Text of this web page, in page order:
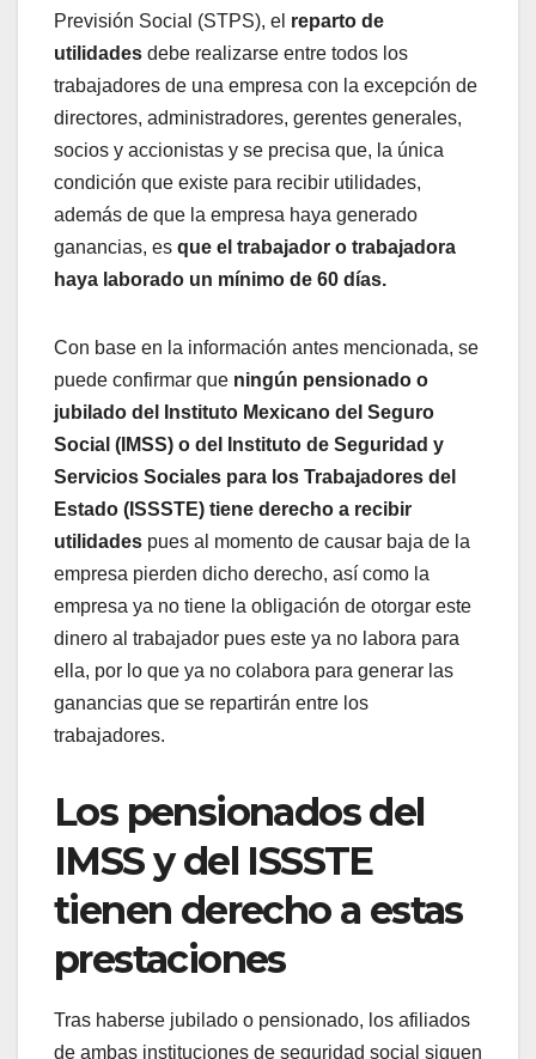
Previsión Social (STPS), el reparto de
utilidades debe realizarse entre todos los
trabajadores de una empresa con la excepción de
directores, administradores, gerentes generales,
socios y accionistas y se precisa que, la única
condición que existe para recibir utilidades,
además de que la empresa haya generado
ganancias, es que el trabajador o trabajadora
haya laborado un mínimo de 60 días.
Con base en la información antes mencionada, se
puede confirmar que ningún pensionado o
jubilado del Instituto Mexicano del Seguro
Social (IMSS) o del Instituto de Seguridad y
Servicios Sociales para los Trabajadores del
Estado (ISSSTE) tiene derecho a recibir
utilidades pues al momento de causar baja de la
empresa pierden dicho derecho, así como la
empresa ya no tiene la obligación de otorgar este
dinero al trabajador pues este ya no labora para
ella, por lo que ya no colabora para generar las
ganancias que se repartirán entre los
trabajadores.
Los pensionados del
IMSS y del ISSSTE
tienen derecho a estas
prestaciones
Tras haberse jubilado o pensionado, los afiliados
de ambas instituciones de seguridad social siguen